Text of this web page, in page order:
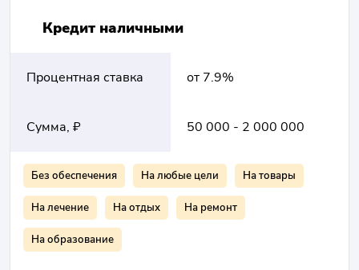
Кредит наличными
Процентная ставка от 7.9%
Сумма, ₽ 50 000 - 2 000 000
Без обеспечения На любые цели На товары
На лечение На отдых На ремонт
На образование